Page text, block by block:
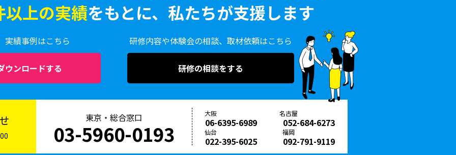
上の実績をもとに、 私たちが支援します
実績事例はこちら
ウンロードする
研修内容や体験会の相談、 取材依頼はこちら
研修の相談をする
東京・総合窓口
03-5960-0193
大阪
06-6395-6989
名古屋
052-684-6273
仙台
022-395-6025
福岡
092-791-9119